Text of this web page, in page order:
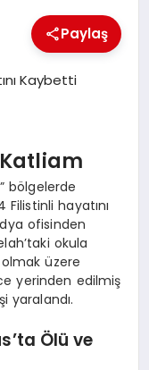
Paylaş
Katliam
bölgelerde
hayatını
ofisinden
okula
olmak üzere
yerinden edilmiş
yaralandı.
Ölü ve